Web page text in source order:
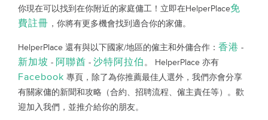
你現在可以找到在你附近的家庭傭工！立即在HelperPlace免
費註冊 ，你將有更多機會找到適合你的家傭。
HelperPlace 還有與以下國家/地區的僱主和外傭合作： 香港 -
新加坡 - 阿聯酋 - 沙特阿拉伯。 HelperPlace 亦有
Facebook 專頁，除了為你推薦最佳人選外，我們亦會分享
有關家傭的新聞和攻略（合約、招聘流程、僱主責任等）。歡
迎加入我們，並推介給你的朋友。